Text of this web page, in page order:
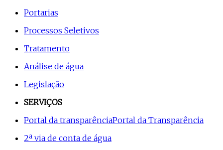
Portarias
Processos Seletivos
Tratamento
Análise de água
Legislação
SERVIÇOS
Portal da transparênciaPortal da Transparência
2ª via de conta de água